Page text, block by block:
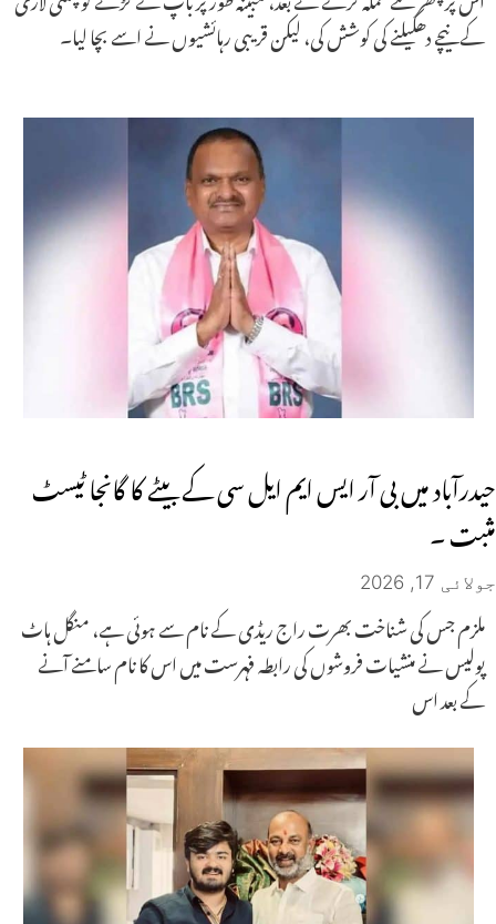
کے نیچے دھکیلنے کی کوشش کی، لیکن قریبی رہائشیوں نے اسے بچا لیا۔
حیدرآباد میں بی آر ایس ایم ایل سی کے بیٹے کا گانجا ٹیسٹ
مثبت ۔
جولائی 17, 2026
ملزم جس کی شناخت بھرت راج ریڈی کے نام سے ہوئی ہے، منگل ہاٹ
پولیس نے منشیات فروشوں کی رابطہ فہرست میں اس کا نام سامنے آنے
کے بعد اس